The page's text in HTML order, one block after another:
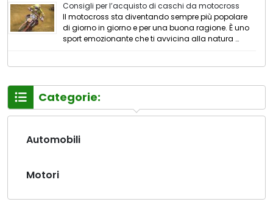
Consigli per l’acquisto di caschi da motocross
Il motocross sta diventando sempre più popolare
di giorno in giorno e per una buona ragione. È uno
sport emozionante che ti avvicina alla natura …
Categorie:
Automobili
Motori